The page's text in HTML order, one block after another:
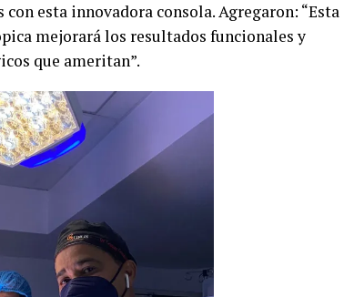
esta innovadora consola. Agregaron: “Esta
mejorará los resultados funcionales y
que ameritan”.